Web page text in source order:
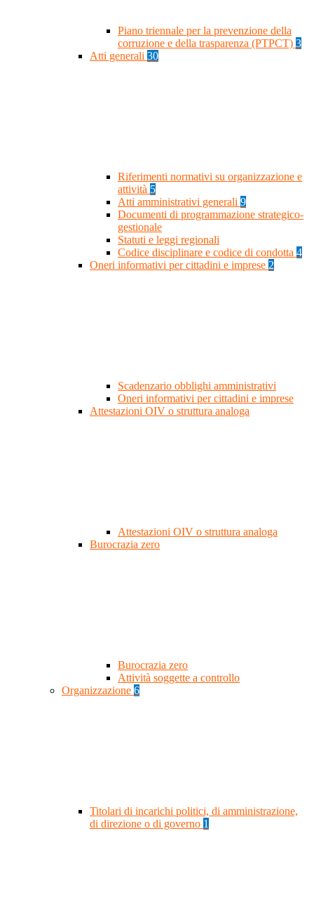
Piano triennale per la prevenzione della
corruzione e della trasparenza (PTPCT) 3
Atti generali 30
Riferimenti normativi su organizzazione e
attività 5
Atti amministrativi generali 9
Documenti di programmazione strategico-
gestionale
Statuti e leggi regionali
Codice disciplinare e codice di condotta 4
Oneri informativi per cittadini e imprese 2
Scadenzario obblighi amministrativi
Oneri informativi per cittadini e imprese
Attestazioni OIV o struttura analoga
Attestazioni OIV o struttura analoga
Burocrazia zero
Burocrazia zero
Attività soggette a controllo
Organizzazione 6
Titolari di incarichi politici, di amministrazione,
di direzione o di governo 1